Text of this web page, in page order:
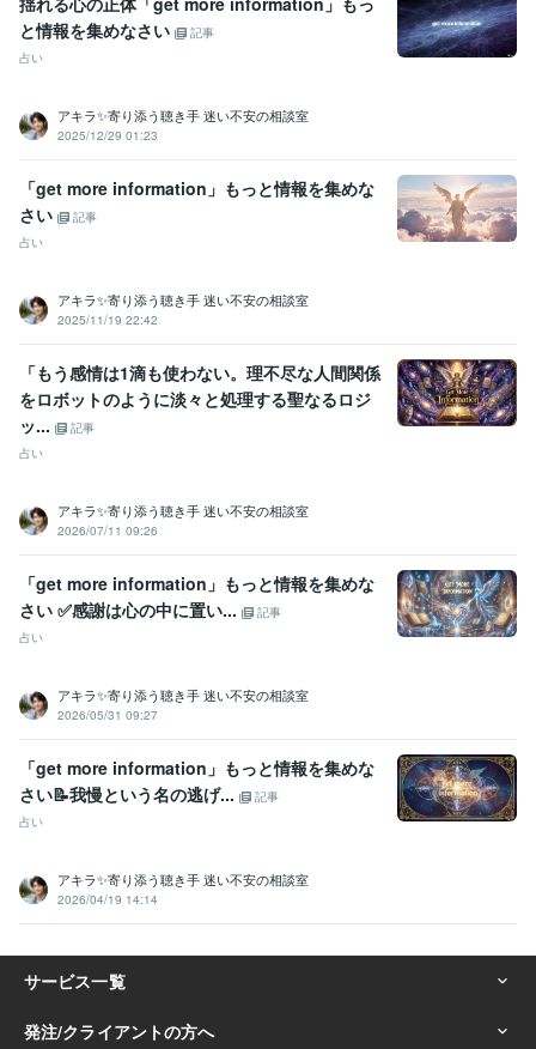
ライフスタイル・その他 / 占い師
2025年3月✨ゴールドランクに昇格できました☘️
チナランクに昇格できました❤️
資格・検定
金融渉外技能審査（FP3級）
宅地建物取引士（旧 宅地建物取引主任者） 取得年 : 2011年
マイクロソフト オフィス スペシャリスト（MOS）
中型自動車第二種運転免許 取得年 : 2018年
乙種危険物取扱者
ビジネス・クリエイティブツール
Excel:3年 PowerPoint:3年Word:3年Google スプレッドシート:3年
Canva:0年
コールセンター 派遣業 管理責任者 カウンセラー
資産運用・副業の相談
と情報を集めなさい
記事
占い
アキラ✨寄り添う聴き手 迷い不安の相談室
2025/12/29 01:23
「get more information」もっと情報を集めな
さい
記事
占い
アキラ✨寄り添う聴き手 迷い不安の相談室
2025/11/19 22:42
「もう感情は1滴も使わない。理不尽な人間関係
をロボットのように淡々と処理する聖なるロジ
ッ...
記事
占い
アキラ✨寄り添う聴き手 迷い不安の相談室
2026/07/11 09:26
「get more information」もっと情報を集めな
さい ✅感謝は心の中に置い...
記事
占い
アキラ✨寄り添う聴き手 迷い不安の相談室
2026/05/31 09:27
「get more information」もっと情報を集めな
さい📝我慢という名の逃げ...
記事
占い
アキラ✨寄り添う聴き手 迷い不安の相談室
2026/04/19 14:14